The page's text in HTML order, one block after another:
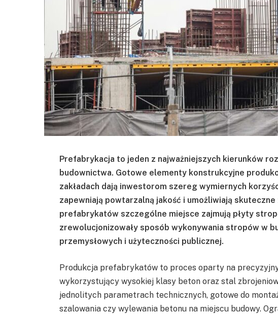
Prefabrykacja to jeden z najważniejszych kierunków
budownictwa. Gotowe elementy konstrukcyjne
zakładach dają inwestorom szereg wymiernych
zapewniają powtarzalną jakość i umożliwiają
prefabrykatów szczególne miejsce zajmują płyty
zrewolucjonizowały sposób wykonywania stropów w
przemysłowych i użyteczności publicznej.
Produkcja prefabrykatów to proces oparty na
wykorzystujący wysokiej klasy beton oraz stal
jednolitych parametrach technicznych, gotowe do
szalowania czy wylewania betonu na miejscu budowy.